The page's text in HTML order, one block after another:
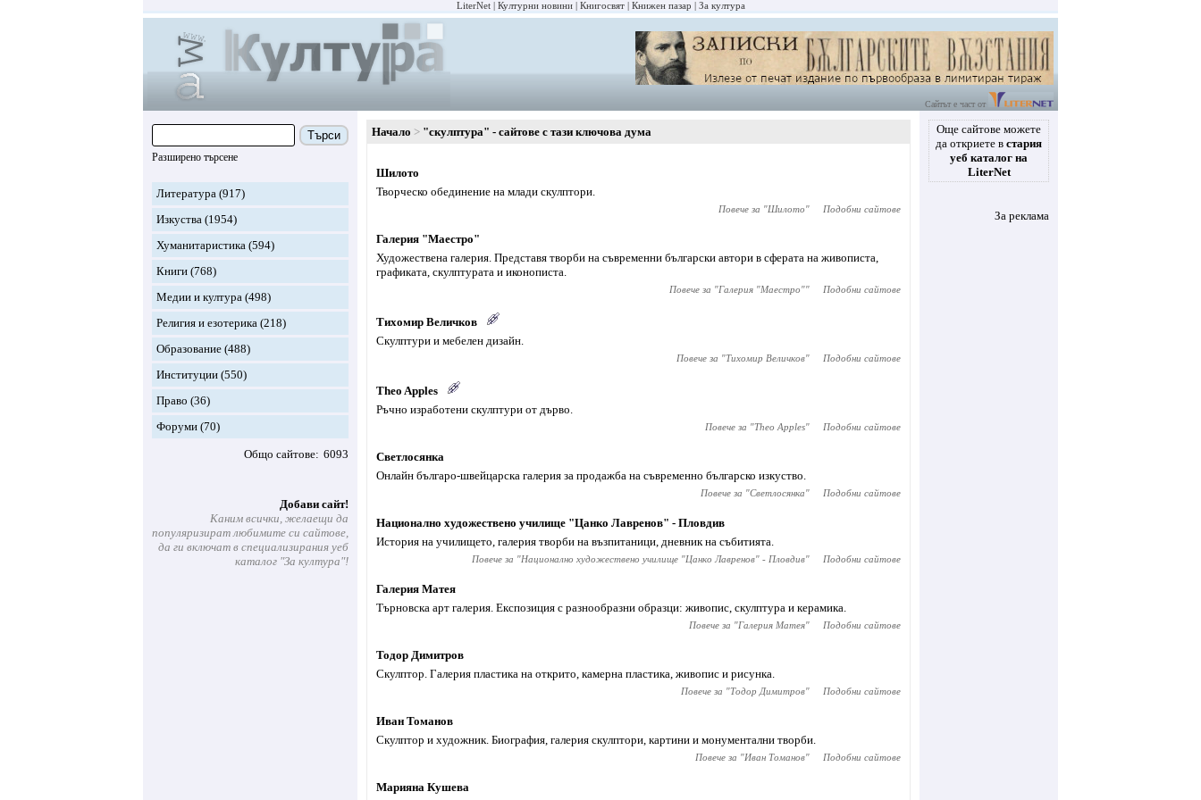
LiterNet Културни новини Книгосвят Книжен пазар За култура
Сайтът е част от
Търси
Разширено търсене
Литература (917)
Изкуства (1954)
Хуманитаристика (594)
Книги (768)
Медии и култура (498)
Религия и езотерика (218)
Образование (488)
Институции (550)
Право (36)
Форуми (70)
Общо сайтове 6093
Добави сайт!
Каним всички, желаещи да
популяризират любимите си сайтове,
да ги включат в специализирания уеб
каталог "За култура"!
Начало "скулптура" - сайтове с тази ключова дума
Шилото
Творческо обединение на млади скулптори.
Повече за "Шилото" Подобни сайтове
Галерия "Маестро"
Художествена галерия. Представя творби на съвременни български автори в сферата на живописта,
графиката, скулптурата и иконописта.
Повече за "Галерия "Маестро"" Подобни сайтове
Тихомир Величков
Скулптури и мебелен дизайн.
Повече за "Тихомир Величков" Подобни сайтове
Theo Apples
Ръчно изработени скулптури от дърво.
Повече за "Theo Apples" Подобни сайтове
Светлосянка
Онлайн българо-швейцарска галерия за продажба на съвременно българско изкуство.
Повече за "Светлосянка" Подобни сайтове
Национално художествено училище "Цанко Лавренов" - Пловдив
История на училището, галерия творби на възпитаници, дневник на събитията.
Повече за "Национално художествено училище "Цанко Лавренов" - Пловдив" Подобни сайтове
Галерия Матея
Търновска арт галерия. Експозиция с разнообразни образци: живопис, скулптура и керамика.
Повече за "Галерия Матея" Подобни сайтове
Тодор Димитров
Скулптор. Галерия пластика на открито, камерна пластика, живопис и рисунка.
Повече за "Тодор Димитров" Подобни сайтове
Иван Томанов
Скулптор и художник. Биография, галерия скулптори, картини и монументални творби.
Повече за "Иван Томанов" Подобни сайтове
Марияна Кушева
Още сайтове можете
да откриете в стария
уеб каталог на
LiterNet
За реклама